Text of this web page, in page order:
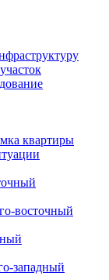
квартиры
восточный
западный